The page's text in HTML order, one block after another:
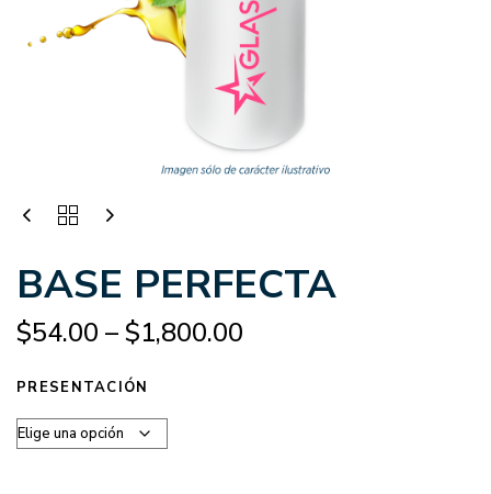
BASE PERFECTA
$54.00 –$1,800.00
PRESENTACIÓN